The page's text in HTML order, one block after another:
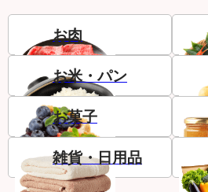
お肉
お米・パン
お菓子
雑貨・日用品